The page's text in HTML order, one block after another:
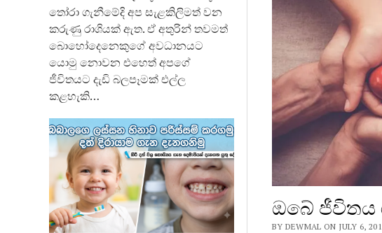
තෝරා ගැනීමේදි අප සැළකිලිමත් වන
කරුණු රාශියක් ඇත. ඒ අතුරින් තවමත්
බොහෝදෙනෙකුගේ අවධානයට
යොමු නොවන එහෙත් අපගේ
ජීවිතයට දැඩි බලපෑමක් එල්ල
කළහැකි…
ඔබේ
BY DEWMAL ON JULY 6,